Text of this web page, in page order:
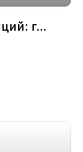
Абонемент №1 «35 лет традиций: главные события сезона»